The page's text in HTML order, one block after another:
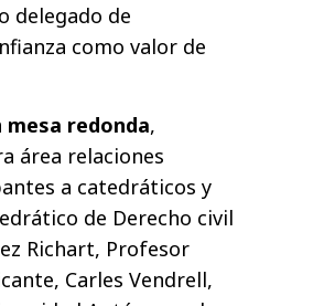
delegado de
como valor de
mesa redonda,
área relaciones
a catedráticos y
de Derecho civil
Richart, Profesor
Carles Vendrell,